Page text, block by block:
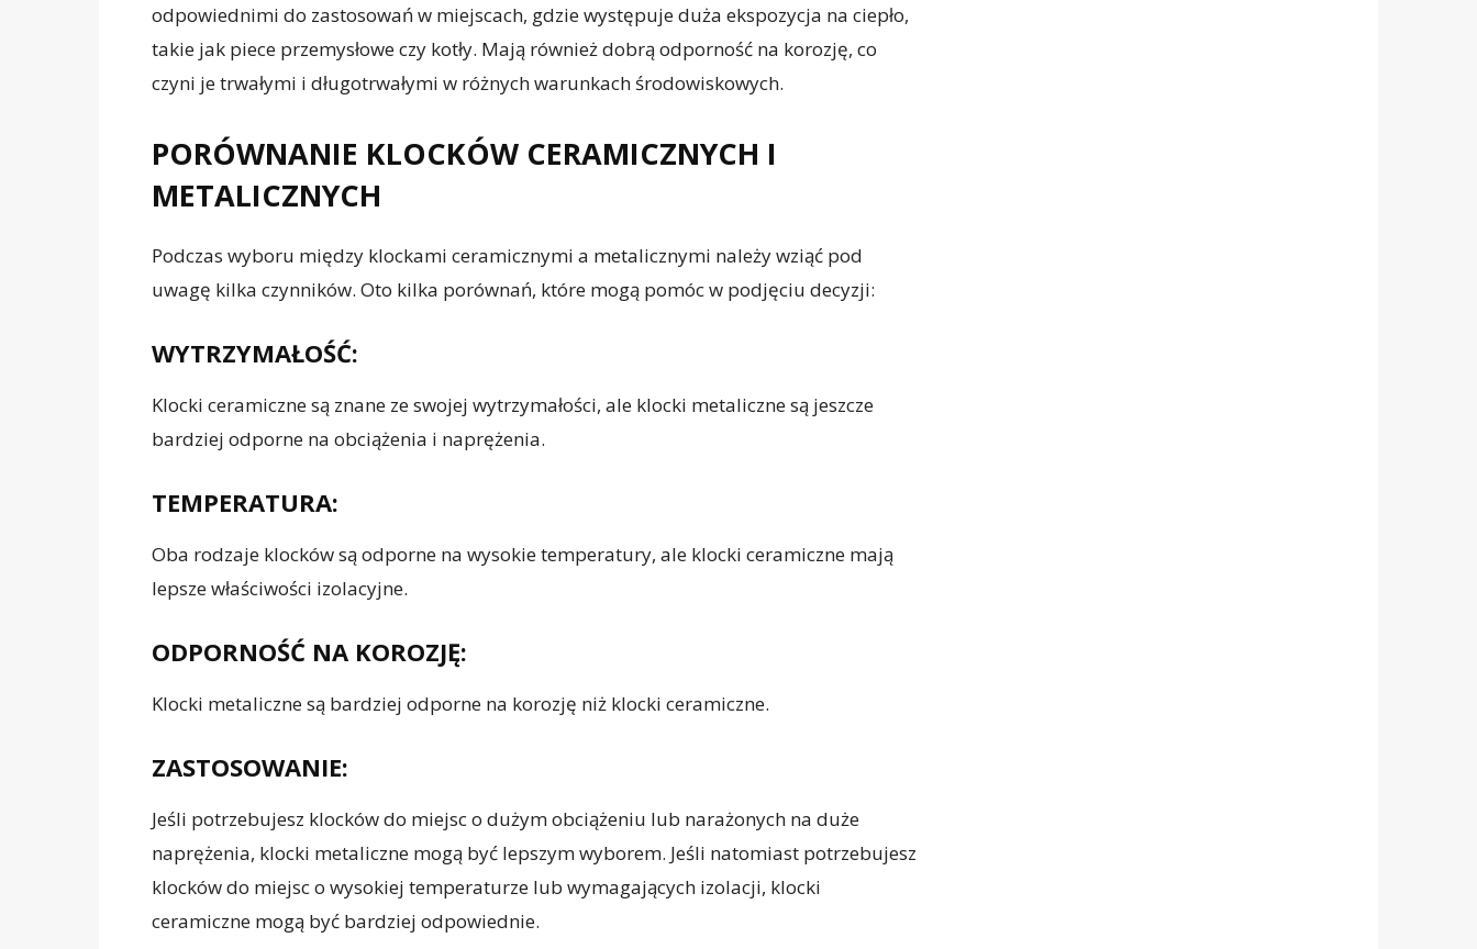
odpowiednimi do zastosowań w miejscach, gdzie występuje duża ekspozycja na ciepło,
takie jak piece przemysłowe czy kotły. Mają również dobrą odporność na korozję, co
czyni je trwałymi i długotrwałymi w różnych warunkach środowiskowych.
PORÓWNANIE KLOCKÓW CERAMICZNYCH I
METALICZNYCH
Podczas wyboru między klockami ceramicznymi a metalicznymi należy wziąć pod
uwagę kilka czynników. Oto kilka porównań, które mogą pomóc w podjęciu decyzji:
WYTRZYMAŁOŚĆ:
Klocki ceramiczne są znane ze swojej wytrzymałości, ale klocki metaliczne są jeszcze
bardziej odporne na obciążenia i naprężenia.
TEMPERATURA:
Oba rodzaje klocków są odporne na wysokie temperatury, ale klocki ceramiczne mają
lepsze właściwości izolacyjne.
ODPORNOŚĆ NA KOROZJĘ:
Klocki metaliczne są bardziej odporne na korozję niż klocki ceramiczne.
ZASTOSOWANIE:
Jeśli potrzebujesz klocków do miejsc o dużym obciążeniu lub narażonych na duże
naprężenia, klocki metaliczne mogą być lepszym wyborem. Jeśli natomiast potrzebujesz
klocków do miejsc o wysokiej temperaturze lub wymagających izolacji, klocki
ceramiczne mogą być bardziej odpowiednie.